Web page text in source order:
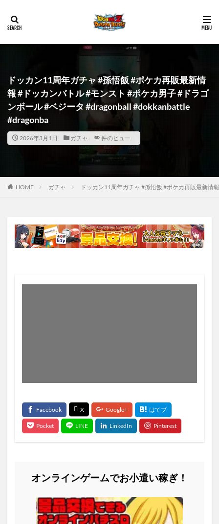
ドッカン11周年ガチャ #孫悟飯 #ポケカ再販最新情
報 #ドッカンバトル #モンスト #ポケカ男子 #ドラゴ
ンボール #ベジータ #dragonball #dokkanbattle
#dragonba
2026年3月1日 ガチャ 件のビュー
HOME ガチャ ドッカン11周年ガチャ #孫悟飯 #ポケカ再販最新情
オンラインゲームでお小遣い稼ぎ！